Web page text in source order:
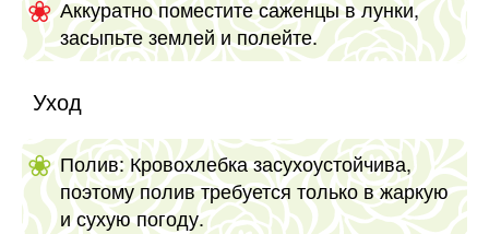
Аккуратно поместите саженцы в лунки,
засыпьте землей и полейте.
Уход
Полив: Кровохлебка засухоустойчива,
поэтому полив требуется только в жаркую
и сухую погоду.